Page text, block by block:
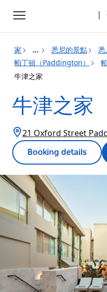
Toggle
navigation
家 ... 悉尼的景點
帕丁頓（Paddington）
牛津之家
牛津之家
21 Oxford Street
Booking details